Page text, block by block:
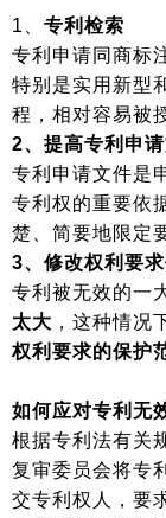
1、 专利检索
专利申请同商标
特别是实用新型
程，相对容易被
2、提高专利申
专利申请文件是
专利权的重要依
楚、简要地限定
3、修改权利要
专利被无效的一
太大 ，这种情况
权利要求的保护
如何应对专利无
根据专利法有关
复审委员会将专
交专利权人，要